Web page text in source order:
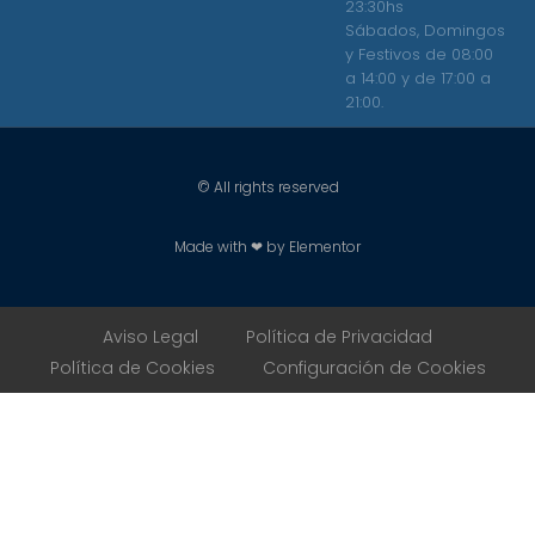
23:30hs
Sábados, Domingos
y Festivos de 08:00
a 14:00 y de 17:00 a
21:00.
© All rights reserved
Made with ❤ by Elementor
Aviso Legal
Política de Privacidad
Política de Cookies
Configuración de Cookies